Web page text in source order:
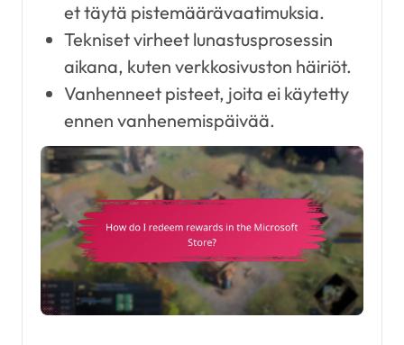
et täytä pistemäärävaatimuksia.
Tekniset virheet lunastusprosessin
aikana, kuten verkkosivuston häiriöt.
Vanhenneet pisteet, joita ei käytetty
ennen vanhenemispäivää.